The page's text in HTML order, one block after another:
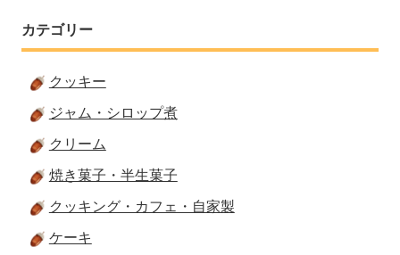
カテゴリー
クッキー
ジャム・シロップ煮
クリーム
焼き菓子・半生菓子
クッキング・カフェ・自家製
ケーキ